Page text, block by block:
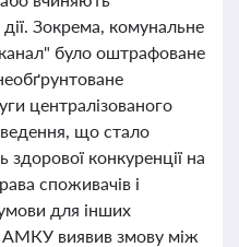
Зокрема, комунальне
було оштрафоване
централізованого
що стало
здорової конкуренції на
споживачів і
для інших
АМКУ виявив змову між